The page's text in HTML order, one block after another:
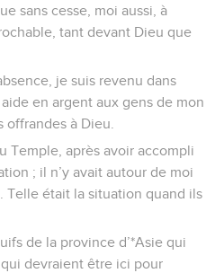
sans cesse, moi aussi, à
tant devant Dieu que
je suis revenu dans
en argent aux gens de mon
à Dieu.
Temple, après avoir accompli
; il n’y avait autour de moi
Telle était la situation quand ils
de la province d’*Asie qui
devraient être ici pour